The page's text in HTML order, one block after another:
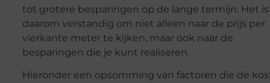
tot grotere besparingen op de lange termijn. Het is
daarom verstandig om niet alleen naar de prijs per
vierkante meter te kijken, maar ook naar de
besparingen die je kunt realiseren.
Hieronder een opsomming van factoren die de